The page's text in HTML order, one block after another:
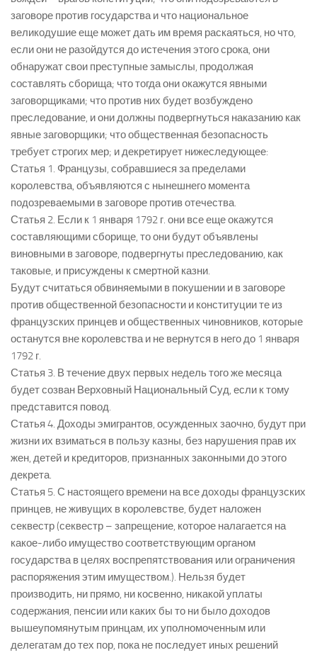
заговоре против государства и что национальное
великодушие еще может дать им время раскаяться, но что,
если они не разойдутся до истечения этого срока, они
обнаружат свои преступные замыслы, продолжая
составлять сборища; что тогда они окажутся явными
заговорщиками; что против них будет возбуждено
преследование, и они должны подвергнуться наказанию как
явные заговорщики; что общественная безопасность
требует строгих мер; и декретирует нижеследующее:
Статья 1. Французы, собравшиеся за пределами
королевства, объявляются с нынешнего момента
подозреваемыми в заговоре против отечества.
Статья 2. Если к 1 января 1792 г. они все еще окажутся
составляющими сборище, то они будут объявлены
виновными в заговоре, подвергнуты преследованию, как
таковые, и присуждены к смертной казни.
Будут считаться обвиняемыми в покушении и в заговоре
против общественной безопасности и конституции те из
французских принцев и общественных чиновников, которые
останутся вне королевства и не вернутся в него до 1 января
1792 г.
Статья 3. В течение двух первых недель того же месяца
будет созван Верховный Национальный Суд, если к тому
представится повод.
Статья 4. Доходы эмигрантов, осужденных заочно, будут при
жизни их взиматься в пользу казны, без нарушения прав их
жен, детей и кредиторов, признанных законными до этого
декрета.
Статья 5. С настоящего времени на все доходы французских
принцев, не живущих в королевстве, будет наложен
секвестр (секвестр – запрещение, которое налагается на
какое-либо имущество соответствующим органом
государства в целях воспрепятствования или ограничения
распоряжения этим имуществом.). Нельзя будет
производить, ни прямо, ни косвенно, никакой уплаты
содержания, пенсии или каких бы то ни было доходов
вышеупомянутым принцам, их уполномоченным или
делегатам до тех пор, пока не последует иных решений